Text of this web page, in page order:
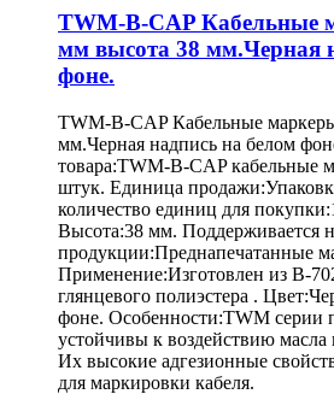
TWM-B-CAP Кабельные
мм высота 38 мм.Черная
фоне.
TWM-B-CAP Кабельные
мм.Черная надпись на белом
товара:TWM-B-CAP кабельные
штук. Единица
количество единиц для
Высота:38 мм. Поддерживается
продукции:Преднапечатанные
Применение:Изготовлен из B-
глянцевого полиэстера .
фоне. Особенности:TWM серии
устойчивы к воздействию масла
Их высокие адгезионные
для маркировки кабеля.